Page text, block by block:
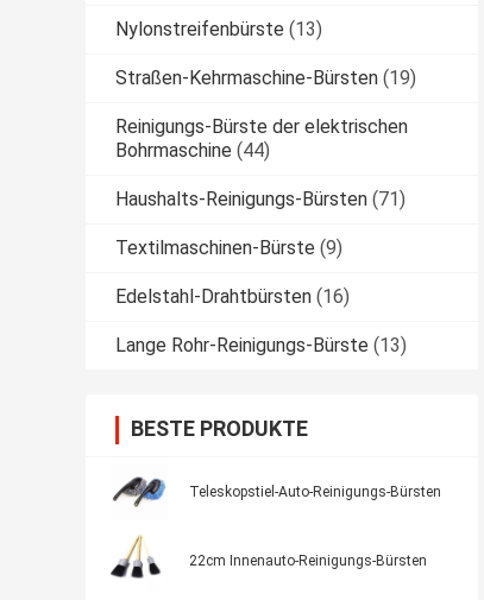
Nylonstreifenbürste (13)
Straßen-Kehrmaschine-Bürsten (19)
Reinigungs-Bürste der elektrischen
Bohrmaschine (44)
Haushalts-Reinigungs-Bürsten (71)
Textilmaschinen-Bürste (9)
Edelstahl-Drahtbürsten (16)
Lange Rohr-Reinigungs-Bürste (13)
BESTE PRODUKTE
Teleskopstiel-Auto-Reinigungs-Bürsten
22cm Innenauto-Reinigungs-Bürsten